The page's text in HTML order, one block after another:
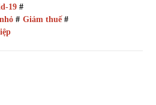
19#
# Giảm thuế#